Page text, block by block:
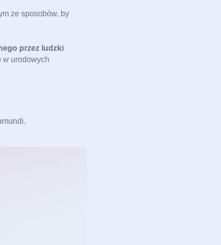
ze sposobów, by
przez ludzki
w urodowych